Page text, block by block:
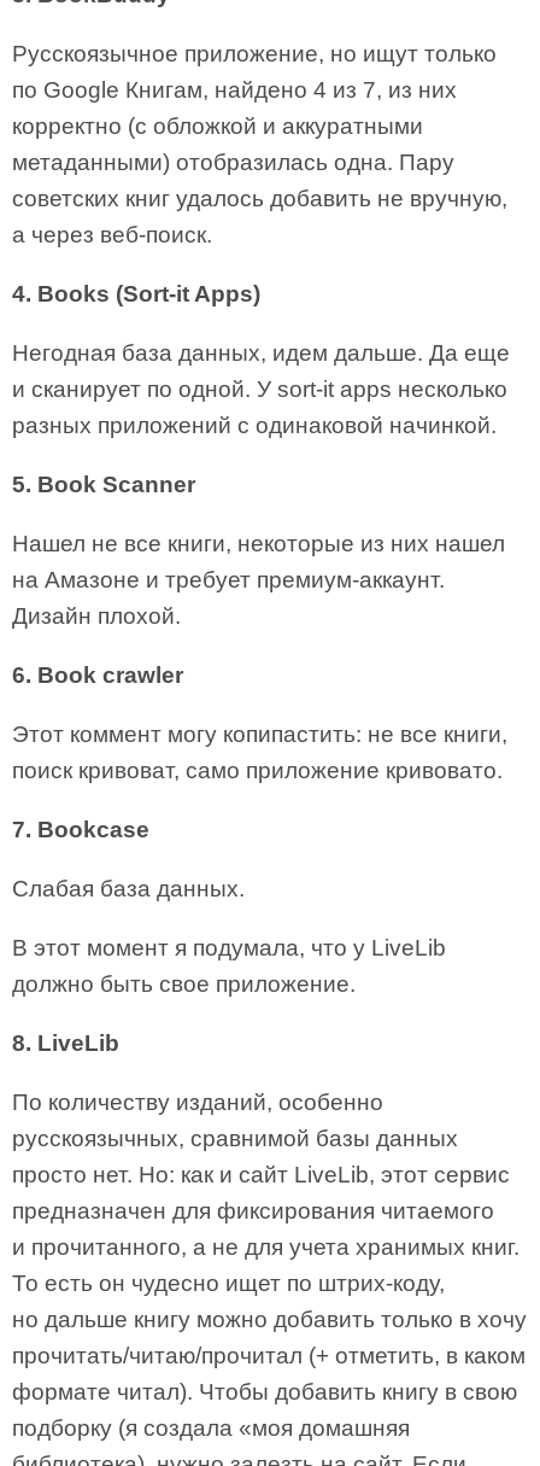
Русскоязычное приложение, но ищут только
по Google Книгам, найдено 4 из 7, из них
корректно (с обложкой и аккуратными
метаданными) отобразилась одна. Пару
советских книг удалось добавить не вручную,
а через веб-поиск.
4. Books (Sort-it Apps)
Негодная база данных, идем дальше. Да еще
и сканирует по одной. У sort-it apps несколько
разных приложений с одинаковой начинкой.
5. Book Scanner
Нашел не все книги, некоторые из них нашел
на Амазоне и требует премиум-аккаунт.
Дизайн плохой.
6. Book crawler
Этот коммент могу копипастить: не все книги,
поиск кривоват, само приложение кривовато.
7. Bookcase
Слабая база данных.
В этот момент я подумала, что у LiveLib
должно быть свое приложение.
8. LiveLib
По количеству изданий, особенно
русскоязычных, сравнимой базы данных
просто нет. Но: как и сайт LiveLib, этот сервис
предназначен для фиксирования читаемого
и прочитанного, а не для учета хранимых книг.
То есть он чудесно ищет по штрих-коду,
но дальше книгу можно добавить только в хочу
прочитать/читаю/прочитал (+ отметить, в каком
формате читал). Чтобы добавить книгу в свою
подборку (я создала «моя домашняя